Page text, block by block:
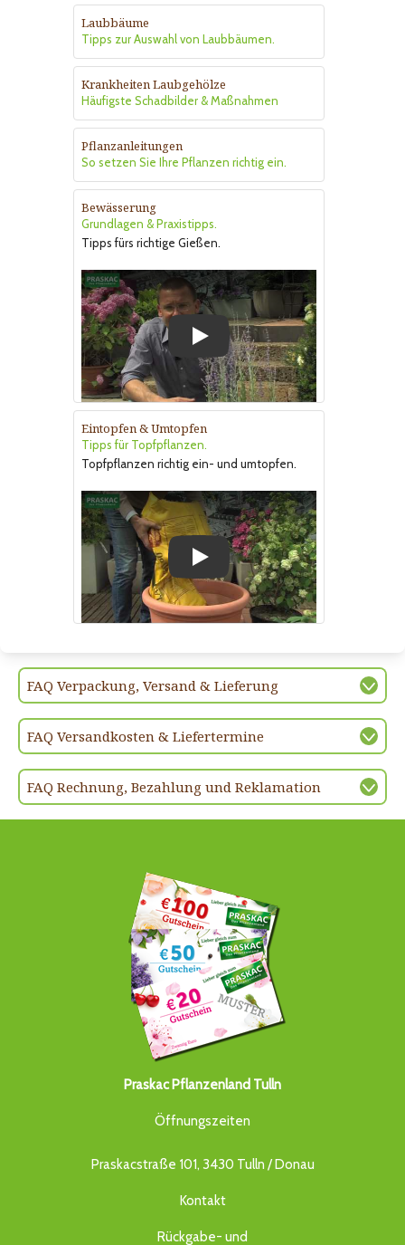
Laubbäume
Tipps zur Auswahl von Laubbäumen.
Krankheiten Laubgehölze
Häufigste Schadbilder & Maßnahmen
Pflanzanleitungen
So setzen Sie Ihre Pflanzen richtig ein.
Bewässerung
Grundlagen & Praxistipps.
Tipps fürs richtige Gießen.
Play
Eintopfen & Umtopfen
Tipps für Topfpflanzen.
Topfpflanzen richtig ein- und umtopfen.
Play
FAQ Verpackung, Versand & Lieferung
FAQ Versandkosten & Liefertermine
FAQ Rechnung, Bezahlung und Reklamation
Praskac Pflanzenland Tulln
Öffnungszeiten
Praskacstraße 101, 3430 Tulln / Donau
Kontakt
Rückgabe- und